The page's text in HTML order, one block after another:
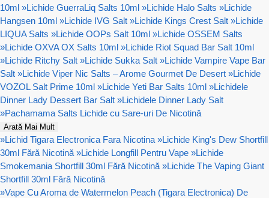
10ml »Lichide GuerraLiq Salts 10ml »Lichide Halo Salts »Lichide
Hangsen 10ml »Lichide IVG Salt »Lichide Kings Crest Salt »Lichide
LIQUA Salts »Lichide OOPs Salt 10ml »Lichide OSSEM Salts
»Lichide OXVA OX Salts 10ml »Lichide Riot Squad Bar Salt 10ml
»Lichide Ritchy Salt »Lichide Sukka Salt »Lichide Vampire Vape Bar
Salt »Lichide Viper Nic Salts – Arome Gourmet De Desert »Lichide
VOZOL Salt Prime 10ml »Lichide Yeti Bar Salts 10ml »Lichidele
Dinner Lady Dessert Bar Salt »Lichidele Dinner Lady Salt
»Pachamama Salts Lichide cu Sare-uri De Nicotină
Arată Mai Mult
»Lichid Tigara Electronica Fara Nicotina »Lichide King's Dew Shortfill
30ml Fără Nicotină »Lichide Longfill Pentru Vape »Lichide
Smokemania Shortfill 30ml Fără Nicotină »Lichide The Vaping Giant
Shortfill 30ml Fără Nicotină
»Vape Cu Aroma de Watermelon Peach (Tigara Electronica) De